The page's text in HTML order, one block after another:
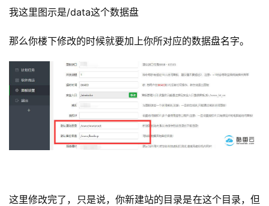
我这里图示是/data这个数据盘
那么你楼下修改的时候就要加上你所对应的数据盘名字。
这里修改完了，只是说，你新建站的目录是在这个目录，但